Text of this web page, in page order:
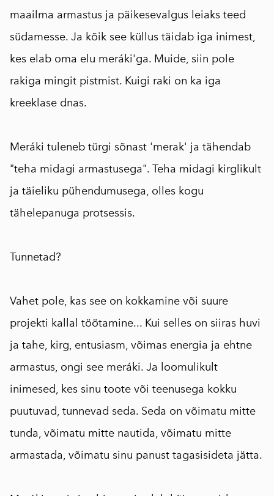
maailma armastus ja päikesevalgus leiaks teed
südamesse. Ja kõik see küllus täidab iga inimest,
kes elab oma elu meráki'ga. Muide, siin pole
rakiga mingit pistmist. Kuigi raki on ka iga
kreeklase dnas.
Meráki tuleneb türgi sõnast 'merak' ja tähendab
"teha midagi armastusega". Teha midagi kirglikult
ja täieliku pühendumusega, olles kogu
tähelepanuga protsessis.
Tunnetad?
Vahet pole, kas see on kokkamine või suure
projekti kallal töötamine... Kui selles on siiras huvi
ja tahe, kirg, entusiasm, võimas energia ja ehtne
armastus, ongi see meráki. Ja loomulikult
inimesed, kes sinu toote või teenusega kokku
puutuvad, tunnevad seda. Seda on võimatu mitte
tunda, võimatu mitte nautida, võimatu mitte
armastada, võimatu sinu panust tagasisideta jätta.